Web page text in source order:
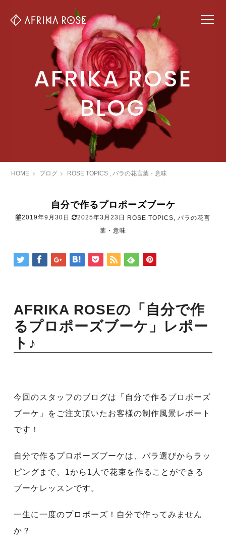
AFRIKA ROSE
BLOG
HOME ブログ ROSE TOPICS , バラの花言葉・意味
自分で作るプロポーズブーケ
2019年9月30日 2025年3月23日 ROSE TOPICS, バラの花言
葉・意味
AFRIKA ROSEの「自分で作
るプロポーズブーケ」レポー
ト♪
今回のスタッフのブログは「自分で作るプロポーズ
ブーケ」をご注文頂いたお客様の制作風景レポート
です！
自分で作るプロポーズブーケは、バラ選びからラッ
ピングまで、1から1人で花束を作ることができる
ブーケレッスンです。
一生に一度のプロポーズ！自分で作ってみません
か？